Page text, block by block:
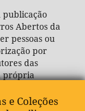
publicação
Abertos da
pessoas ou
por
das
própria
e Coleções